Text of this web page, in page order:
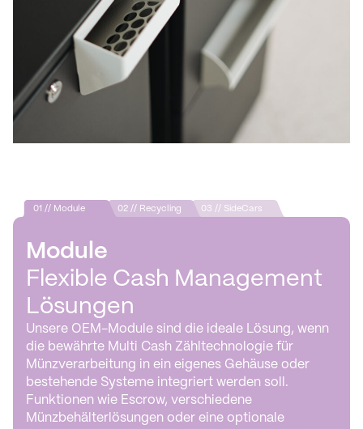
01 // Module 02 // Recycling 03 // SideCars
Module
Flexible Cash Management
Lösungen
Unsere OEM-Module sind die ideale Lösung, wenn
die bewährte Multi Cash Zähltechnologie für
Münzverarbeitung in ein eigenes Gehäuse oder
bestehende Systeme integriert werden soll.
Funktionen wie Escrow, verschiedene
Münzbehälterlösungen oder eine optionale